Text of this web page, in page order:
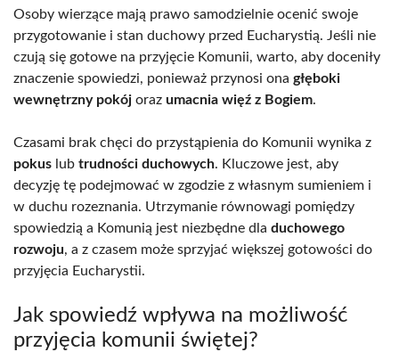
Osoby wierzące mają prawo samodzielnie ocenić swoje
przygotowanie i stan duchowy przed Eucharystią. Jeśli nie
czują się gotowe na przyjęcie Komunii, warto, aby doceniły
znaczenie spowiedzi, ponieważ przynosi ona głęboki
wewnętrzny pokój oraz umacnia więź z Bogiem.
Czasami brak chęci do przystąpienia do Komunii wynika z
pokus lub trudności duchowych. Kluczowe jest, aby
decyzję tę podejmować w zgodzie z własnym sumieniem i
w duchu rozeznania. Utrzymanie równowagi pomiędzy
spowiedzią a Komunią jest niezbędne dla duchowego
rozwoju, a z czasem może sprzyjać większej gotowości do
przyjęcia Eucharystii.
Jak spowiedź wpływa na możliwość
przyjęcia komunii świętej?